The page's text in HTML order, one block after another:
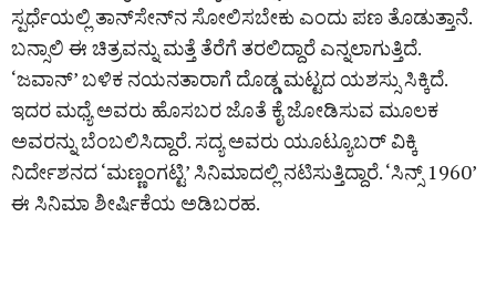
ಸ್ಪರ್ಧೆಯಲ್ಲಿ ತಾನ್‌ಸೇನ್‌ನ ಸೋಲಿಸಬೇಕು ಎಂದು ಪಣ ತೊಡುತ್ತಾನೆ.
ಬನ್ಸಾಲಿ ಈ ಚಿತ್ರವನ್ನು ಮತ್ತೆ ತೆರೆಗೆ ತರಲಿದ್ದಾರೆ ಎನ್ನಲಾಗುತ್ತಿದೆ.
‘ಜವಾನ್’ ಬಳಿಕ ನಯನತಾರಾಗೆ ದೊಡ್ಡ ಮಟ್ಟದ ಯಶಸ್ಸು ಸಿಕ್ಕಿದೆ.
ಇದರ ಮಧ್ಯೆ ಅವರು ಹೊಸಬರ ಜೊತೆ ಕೈ ಜೋಡಿಸುವ ಮೂಲಕ
ಅವರನ್ನು ಬೆಂಬಲಿಸಿದ್ದಾರೆ. ಸದ್ಯ ಅವರು ಯೂಟ್ಯೂಬರ್‌ ವಿಕ್ಕಿ
ನಿರ್ದೇಶನದ ‘ಮಣ್ಣಂಗಟ್ಟಿ’ ಸಿನಿಮಾದಲ್ಲಿ ನಟಿಸುತ್ತಿದ್ದಾರೆ. ‘ಸಿನ್ಸ್ 1960’
ಈ ಸಿನಿಮಾ ಶೀರ್ಷಿಕೆಯ ಅಡಿಬರಹ.